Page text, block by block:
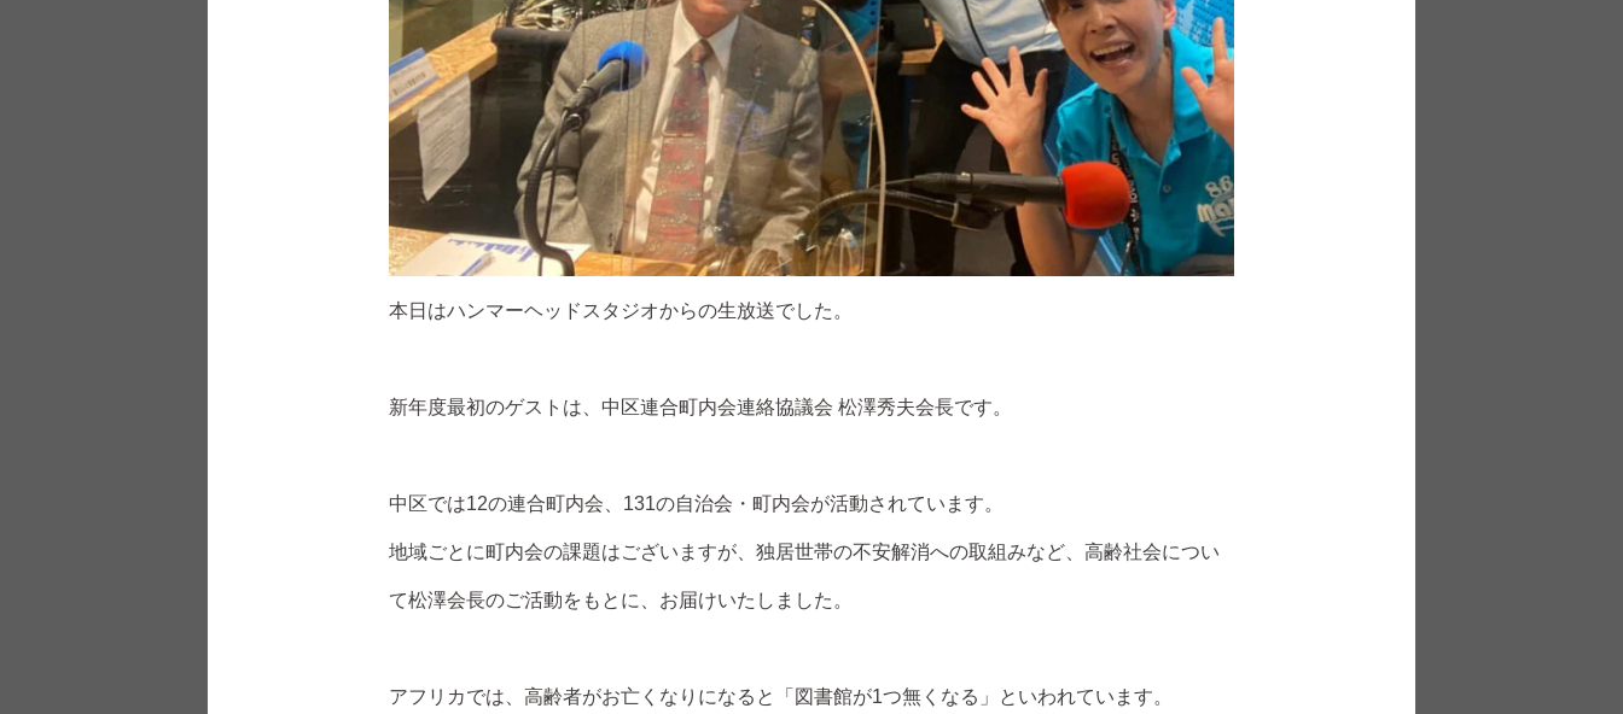
本日はハンマーヘッドスタジオからの生放送でした。
新年度最初のゲストは、中区連合町内会連絡協議会 松澤秀夫会長です。
中区では12の連合町内会、131の自治会・町内会が活動されています。
地域ごとに町内会の課題はございますが、独居世帯の不安解消への取組みなど、高齢社会につい
て松澤会長のご活動をもとに、お届けいたしました。
アフリカでは、高齢者がお亡くなりになると「図書館が1つ無くなる」といわれています。